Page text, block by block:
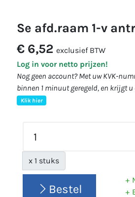
se afd.raam 1-v
€ 6,52 exclusief BTW
Log in voor netto prijzen!
Nog geen account? Met uw KVK-
binnen 1 minuut geregeld, en krijgt
Klik hier
x 1 stuks
Bestel